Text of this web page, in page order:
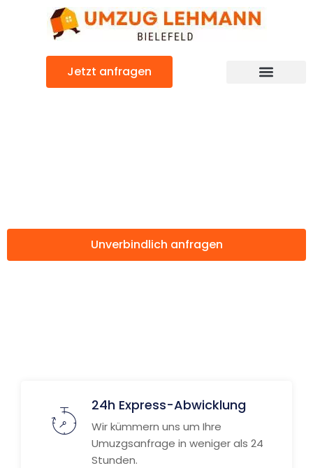
Jetzt anfragen
Unverbindlich anfragen
24h Express-Abwicklung
Wir kümmern uns um Ihre
Umuzgsanfrage in weniger als 24
Stunden.